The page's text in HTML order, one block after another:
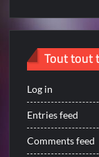
Tout tout
Log in
Entries feed
Comments feed